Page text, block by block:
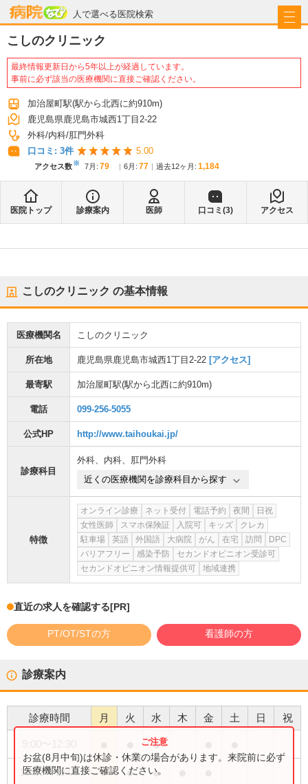
人で選べる医院検索
病院なび
こしのクリニック
最終情報更新日から5年以上が経過しています。
事前に必ず該当の医療機関に直接ご確認ください。
加治屋町駅(駅から北西に約910m)
鹿児島県鹿児島市城西1丁目2-22
外科 内科 肛門外科
口コミ: 3件 5.00
アクセス数※ 7月 : 79 6月 : 77 過去12ヶ月: 1,184
医院トップ 診療案内 医師 口コミ(3) アクセス
こしのクリニック の基本情報
医療機関名 こしのクリニック
所在地 鹿児島県鹿児島市城西1丁目2-22 [アクセス]
最寄駅 加治屋町駅(駅から北西に約910m)
電話 099-256-5055
公式HP http://www.taihoukai.jp/
診療科目
外科、 内科、 肛門外科
近くの医療機関を診療科目から探す
特徴
オンライン診療 ネット受付 電話予約 夜間
日祝
女性医師
スマホ保険証 入院可 キッズ
クレカ
駐車場
英語 外国語 大病院 がん 在宅 訪問
DPC
バリアフリー
感染予防
セカンドオピニオン受診可
セカンドオピニオン情報提供可
地域連携
直近の求人を確認する[PR]
PT/OT/STの方 看護師の方
診療案内
診療時間 月 火 水 木 金 土 日 祝
●
15:00〜18:00 ● ● ●
お盆(8月中旬)は休診・休業の場合があります。来院前に必ず
医療機関に直接ご確認ください。